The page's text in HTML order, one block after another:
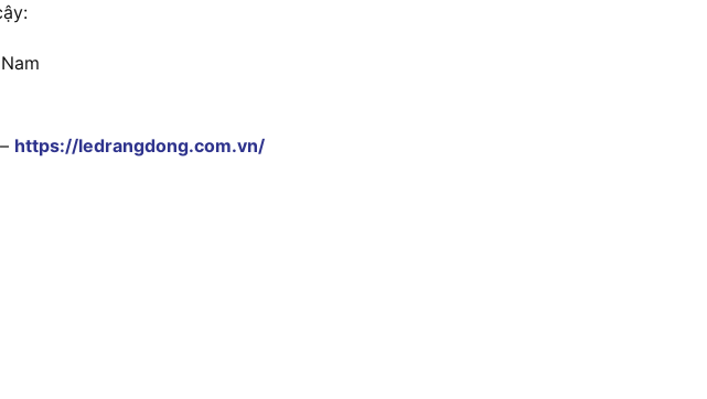
– https://ledrangdong.com.vn/